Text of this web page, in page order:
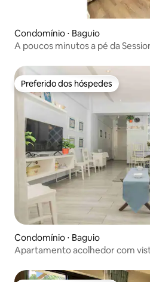
Condomínio ⋅ Baguio
A poucos minutos a pé da
Preferido dos hóspedes
Preferido dos hóspedes
Condomínio ⋅ Baguio
Apartamento acolhedor com